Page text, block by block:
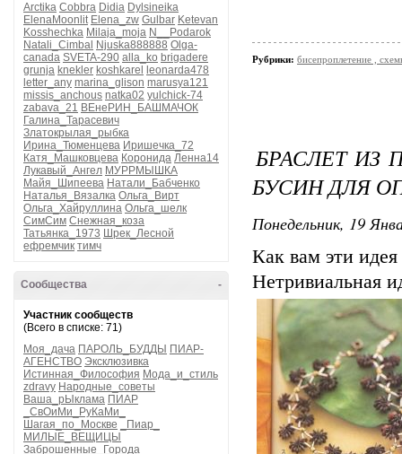
Arctika Cobbra Didia Dylsineika
ElenaMoonlit Elena_zw Gulbar Ketevan
Kosshechka Milaja_moja N__Podarok
Natali_Cimbal Njuska888888 Olga-
canada SVETA-290 alla_ko brigadere
grunja knekler koshkarel
leonarda478
letter_any marina_glison marusya121
missis_anchous natka02 yulchick-74
zabava_21 ВЕнеРИН_БАШМАЧОК
Галина_Тарасевич
Златокрылая_рыбка
Ирина_Тюменцева Иришечка_72
Катя_Машковцева Коронида Ленна14
Лукавый_Ангел МУРРМЫШКА
Майя_Шипеева Натали_Бабченко
Наталья_Вязалка Ольга_Вирт
Ольга_Хайруллина Ольга_шелк
СимСим Снежная_коза
Татьянка_1973 Шрек_Лесной
ефремчик тимч
-
Сообщества
Участник сообществ
(Всего в списке: 71)
Моя_дача ПАРОЛЬ_БУДДЫ ПИАР-
АГЕНСТВО Эксклюзивка
Истинная_Философия Мода_и_стиль
zdravy Народные_советы
Ваша_рЫклама ПИАР
_СвОиМи_РуКаМи_
Шагая_по_Москве
_Пиар_
МИЛЫЕ_ВЕЩИЦЫ
Заброшенные_Города
Рубрики: бисепроплетение ,
БРАСЛЕТ
БУСИН ДЛЯ
Понедельник, 19
Как вам эти идея
Нетривиальная